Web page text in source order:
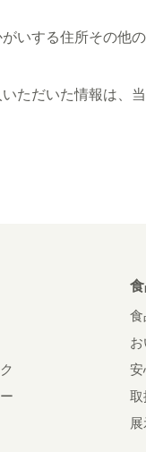
がいする住所その他
いただいた情報は、